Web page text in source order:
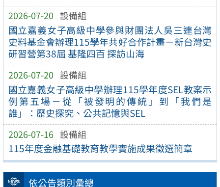
2026-07-20 設備組
國立嘉義女子高級中學參與財團法人吳三連台灣
史料基金會辦理115學年共好合作計畫－新台灣史
研習營第38屆 基隆四百 探訪山海
2026-07-20 設備組
國立嘉義女子高級中學辦理115學年度SEL教案示
例第五場－從「被發明的傳統」到「我們是
誰」：歷史探究、公共記憶與SEL
2026-07-16 設備組
115年度金融基礎教育教學實施成果徵選簡章
依公告類別彙總